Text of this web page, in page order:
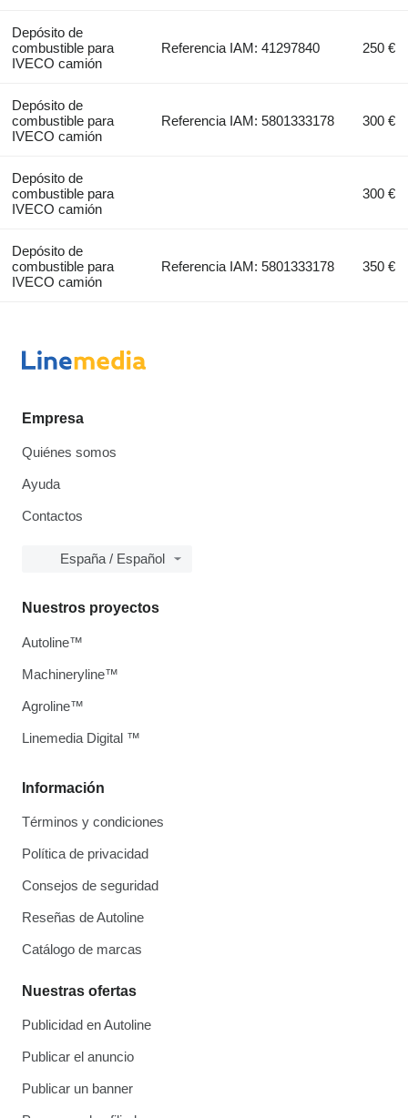
Depósito de
combustible para
IVECO camión
Referencia IAM: 41297840 250 €
Depósito de
combustible para
IVECO camión
Referencia IAM: 5801333178 300 €
Depósito de
combustible para
IVECO camión
300 €
Depósito de
combustible para
IVECO camión
Referencia IAM: 5801333178 350 €
Empresa
Quiénes somos
Ayuda
Contactos
España / Español
Información
Términos y condiciones
Política de privacidad
Consejos de seguridad
Reseñas de Autoline
Catálogo de marcas
Nuestras ofertas
Publicidad en Autoline
Publicar el anuncio
Publicar un banner
Nuestros proyectos
Autoline™
Machineryline™
Agroline™
Linemedia Digital ™